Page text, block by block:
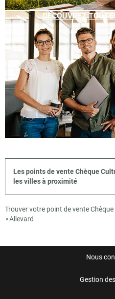
DÉCOUVREZ
Les points de vente Chèque
les villes à proximité
Trouver votre point de vente
>Allevard
Nous
Gestion